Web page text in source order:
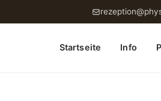
Startseite Info